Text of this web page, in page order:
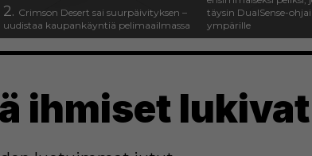
2. Crimson Desert sai suurpäivityksen –
uudistaa kaupankäyntiä pelimaailmassa
täysin DualSense-
ympärille
ihmiset